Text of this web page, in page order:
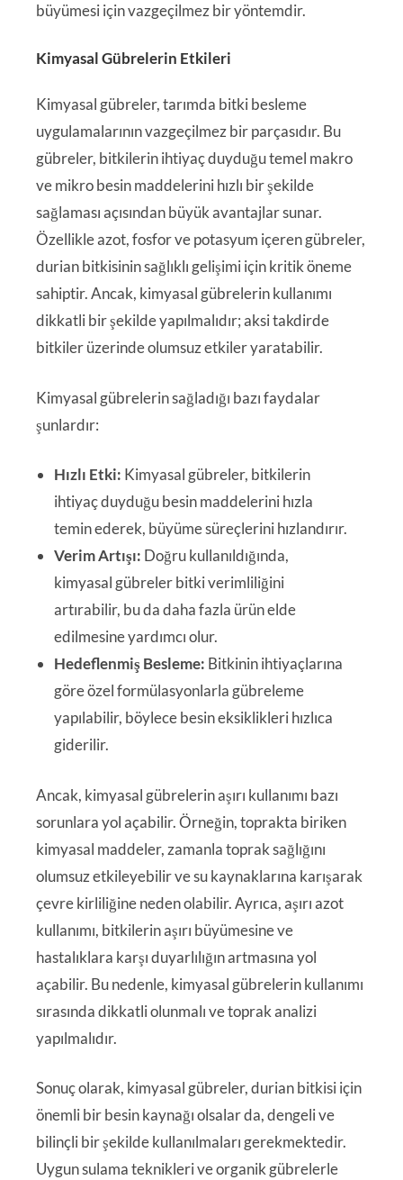
büyümesi için vazgeçilmez bir yöntemdir.
Kimyasal Gübrelerin Etkileri
Kimyasal gübreler, tarımda bitki besleme
uygulamalarının vazgeçilmez bir parçasıdır. Bu
gübreler, bitkilerin ihtiyaç duyduğu temel makro
ve mikro besin maddelerini hızlı bir şekilde
sağlaması açısından büyük avantajlar sunar.
Özellikle azot, fosfor ve potasyum içeren gübreler,
durian bitkisinin sağlıklı gelişimi için kritik öneme
sahiptir. Ancak, kimyasal gübrelerin kullanımı
dikkatli bir şekilde yapılmalıdır; aksi takdirde
bitkiler üzerinde olumsuz etkiler yaratabilir.
Kimyasal gübrelerin sağladığı bazı faydalar
şunlardır:
Hızlı Etki: Kimyasal gübreler, bitkilerin
ihtiyaç duyduğu besin maddelerini hızla
temin ederek, büyüme süreçlerini hızlandırır.
Verim Artışı: Doğru kullanıldığında,
kimyasal gübreler bitki verimliliğini
artırabilir, bu da daha fazla ürün elde
edilmesine yardımcı olur.
Hedeflenmiş Besleme: Bitkinin ihtiyaçlarına
göre özel formülasyonlarla gübreleme
yapılabilir, böylece besin eksiklikleri hızlıca
giderilir.
Ancak, kimyasal gübrelerin aşırı kullanımı bazı
sorunlara yol açabilir. Örneğin, toprakta biriken
kimyasal maddeler, zamanla toprak sağlığını
olumsuz etkileyebilir ve su kaynaklarına karışarak
çevre kirliliğine neden olabilir. Ayrıca, aşırı azot
kullanımı, bitkilerin aşırı büyümesine ve
hastalıklara karşı duyarlılığın artmasına yol
açabilir. Bu nedenle, kimyasal gübrelerin kullanımı
sırasında dikkatli olunmalı ve toprak analizi
yapılmalıdır.
Sonuç olarak, kimyasal gübreler, durian bitkisi için
önemli bir besin kaynağı olsalar da, dengeli ve
bilinçli bir şekilde kullanılmaları gerekmektedir.
Uygun sulama teknikleri ve organik gübrelerle